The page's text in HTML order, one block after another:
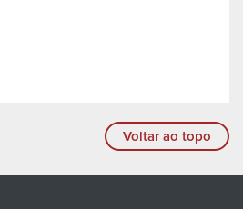
Voltar ao topo